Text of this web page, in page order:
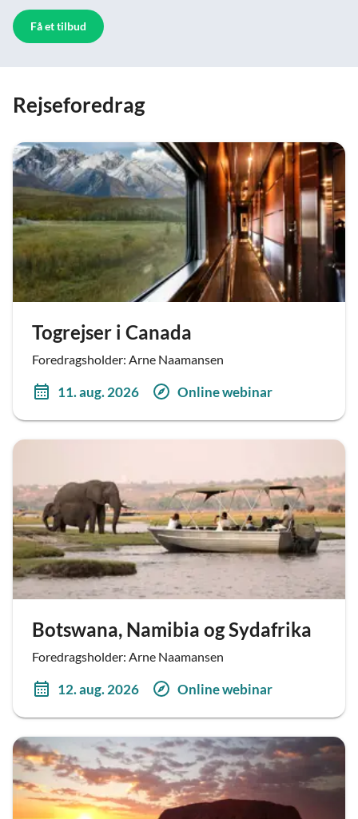
Få et tilbud
Rejseforedrag
Togrejser i Canada
Foredragsholder: Arne Naamansen
11. aug. 2026 Online webinar
Botswana, Namibia og Sydafrika
Foredragsholder: Arne Naamansen
12. aug. 2026 Online webinar